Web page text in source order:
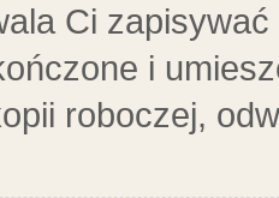
Ci
i
roboczej,